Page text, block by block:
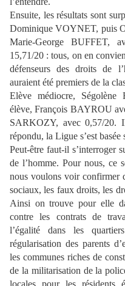
Ensuite, les résultats sont
Dominique VOYNET, puis
Marie-George BUFFET,
15,71/20 : tous, on en
défenseurs des droits de
auraient été premiers de la
Elève médiocre,
élève, François BAYROU
SARKOZY, avec 0,57/20.
répondu, la Ligue s’est
Peut-être faut-il s’interroger
de l’homme. Pour nous, ce
nous voulons voir confirmer
sociaux, les faux droits, les
Ainsi on trouve pour elle
contre les contrats de
l’égalité dans les
régularisation des parents
les communes riches de
de la militarisation de la